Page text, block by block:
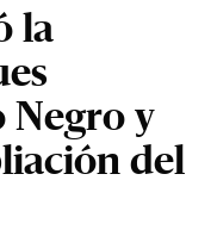
la
Negro y
del